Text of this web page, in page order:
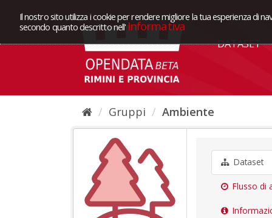
Il nostro sito utilizza i cookie per rendere migliore la tua esperienza di
secondo quanto descritto nell' Informativa
DATASET
Gruppi Ambiente
Dataset
Flusso di